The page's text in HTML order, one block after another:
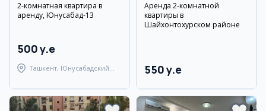
2-комнатная квартира в
аренду, Юнусабад-13
500 y.e
Ташкент, Юнусабадский
Аренда 2-комнатной
квартиры в
Шайхонтохурском районе
550 y.e